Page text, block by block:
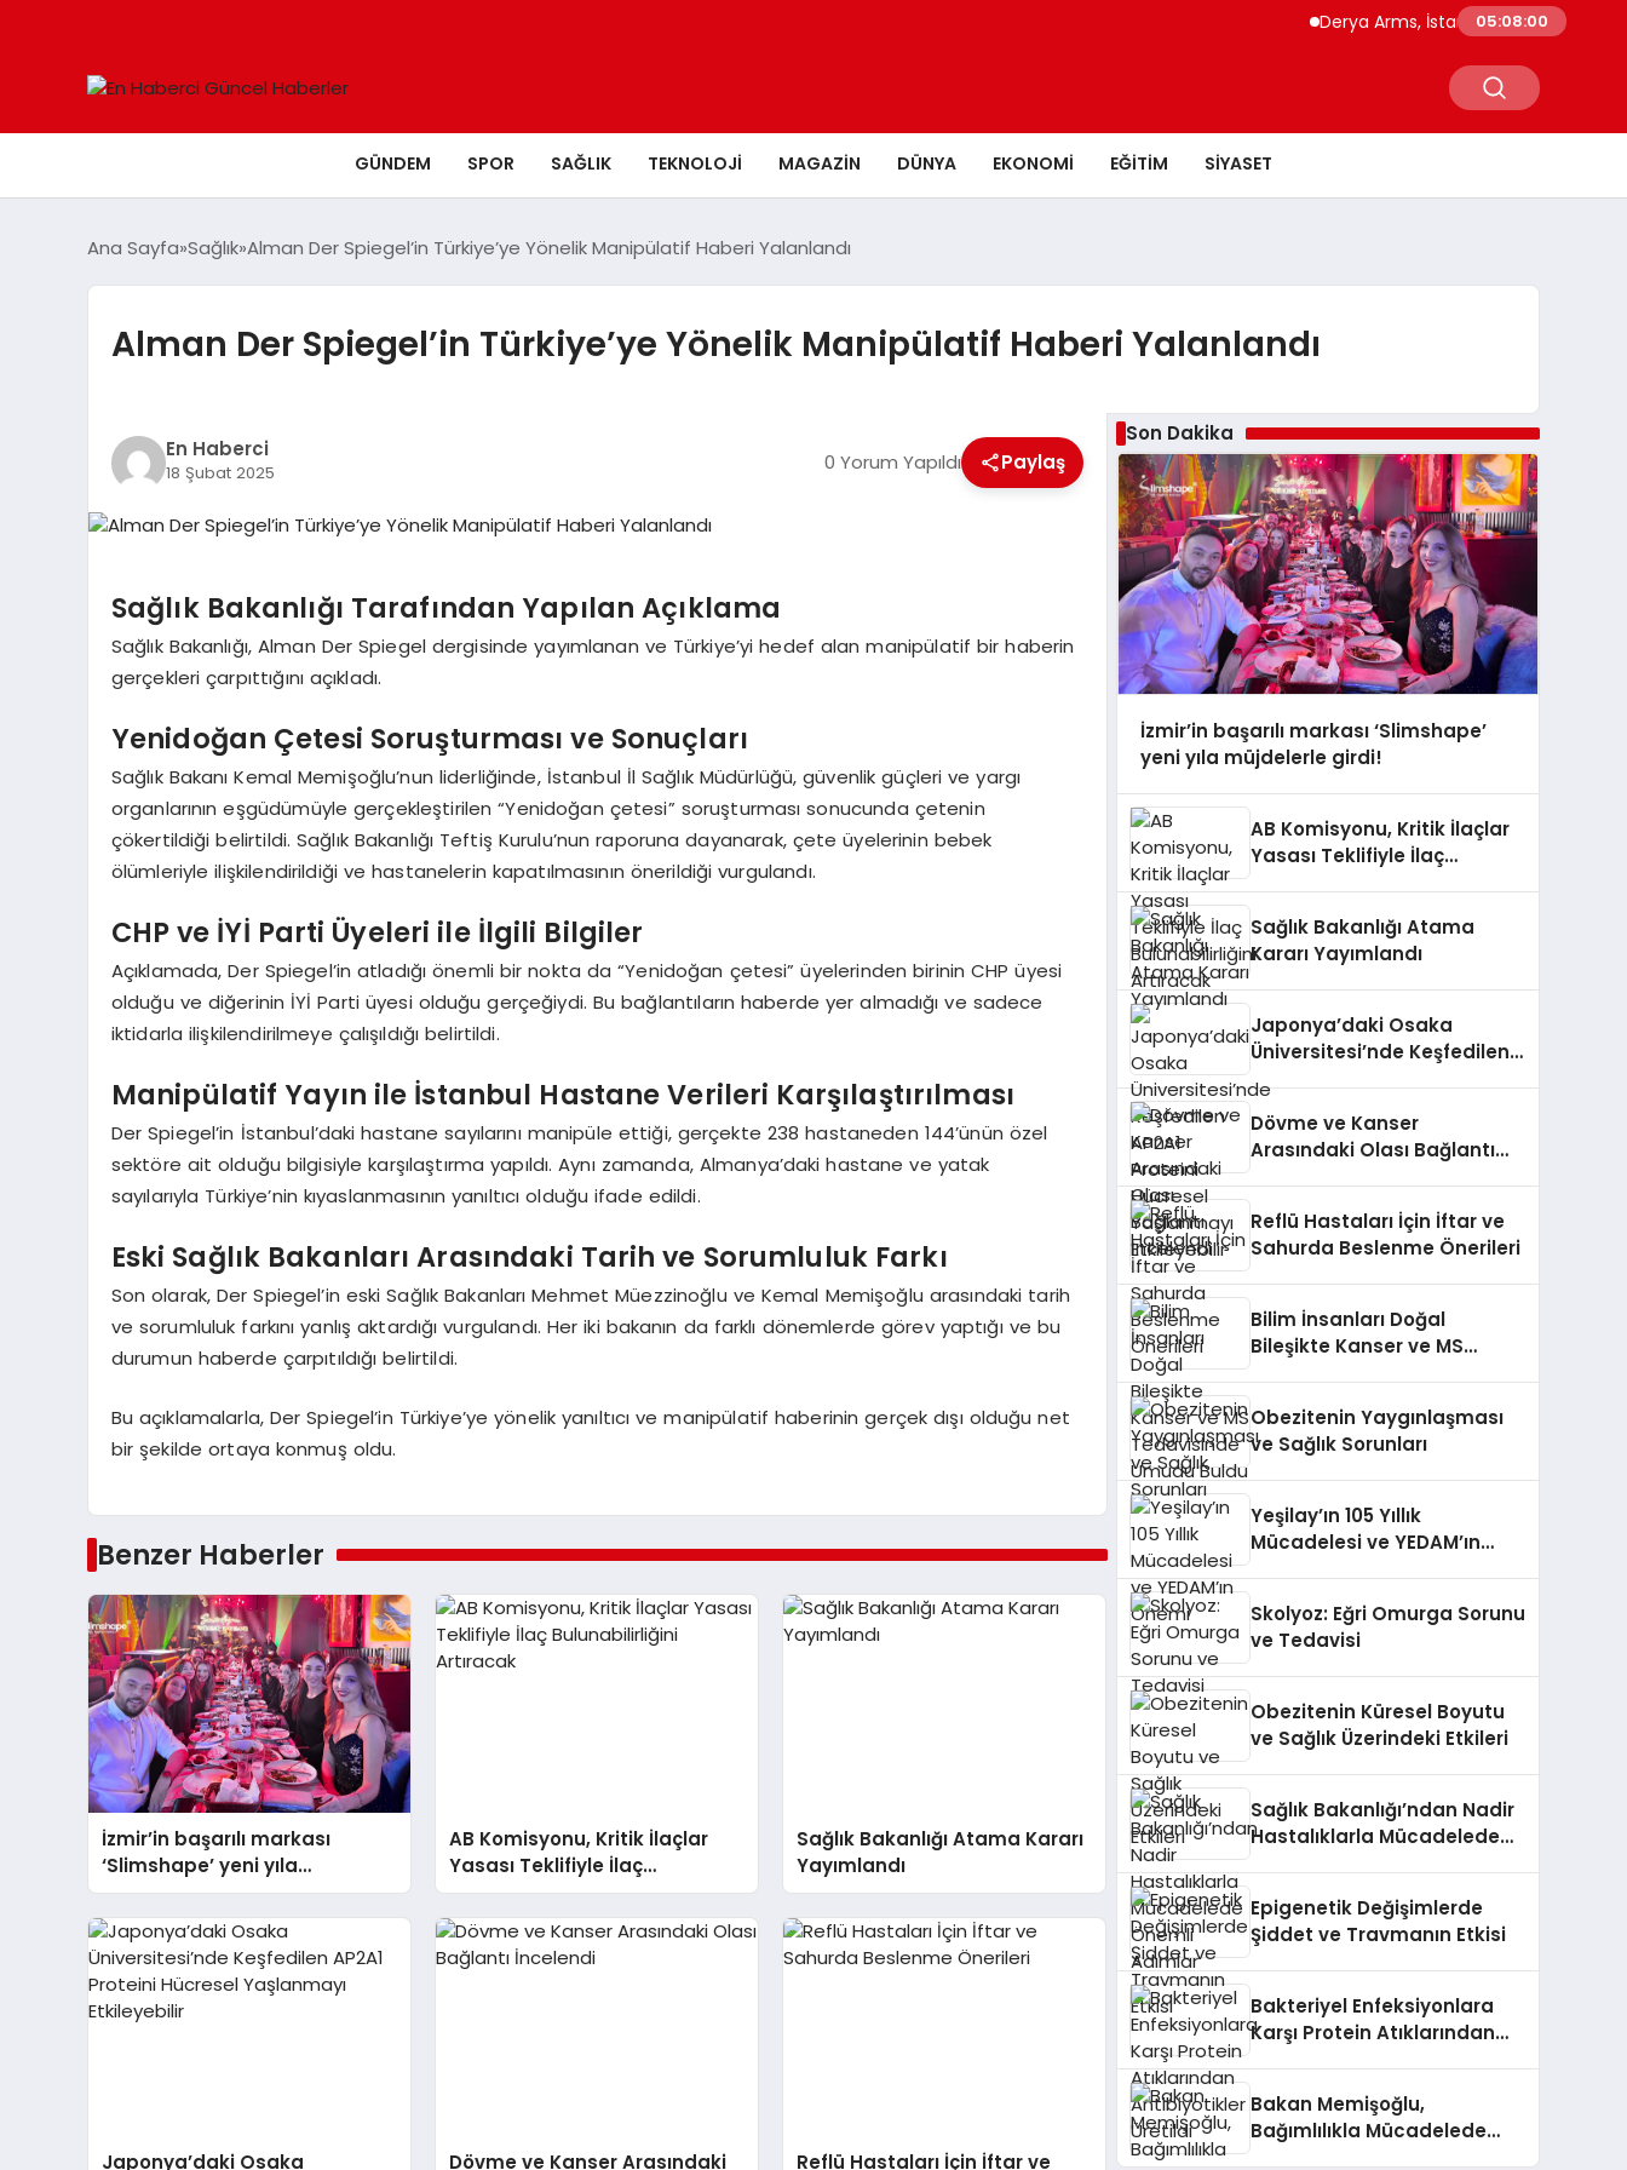
Derya Arms, İstanbul Prohunt
05:08:00
GÜNDEM SPOR SAĞLIK TEKNOLOJI MAGAZIN DÜNYA EKONOMI EĞITIM SIYASET
Ana Sayfa Sağlık Alman Der Spiegel’in Türkiye’ye Yönelik Manipülatif Haberi Yalanlandı
Alman Der Spiegel’in Türkiye’ye Yönelik Manipülatif Haberi Yalanlandı
En Haberci
18 Şubat 2025 0 Yorum Yapıldı Paylaş
Sağlık Bakanlığı Tarafından Yapılan Açıklama
Sağlık Bakanlığı, Alman Der Spiegel dergisinde yayımlanan ve Türkiye’yi hedef alan manipülatif bir haberin
gerçekleri çarpıttığını açıkladı.
Yenidoğan Çetesi Soruşturması ve Sonuçları
Sağlık Bakanı Kemal Memişoğlu’nun liderliğinde, İstanbul İl Sağlık Müdürlüğü, güvenlik güçleri ve yargı
organlarının eşgüdümüyle gerçekleştirilen “Yenidoğan çetesi” soruşturması sonucunda çetenin
çökertildiği belirtildi. Sağlık Bakanlığı Teftiş Kurulu’nun raporuna dayanarak, çete üyelerinin bebek
ölümleriyle ilişkilendirildiği ve hastanelerin kapatılmasının önerildiği vurgulandı.
CHP ve İYİ Parti Üyeleri ile İlgili Bilgiler
Açıklamada, Der Spiegel’in atladığı önemli bir nokta da “Yenidoğan çetesi” üyelerinden birinin CHP üyesi
olduğu ve diğerinin İYİ Parti üyesi olduğu gerçeğiydi. Bu bağlantıların haberde yer almadığı ve sadece
iktidarla ilişkilendirilmeye çalışıldığı belirtildi.
Manipülatif Yayın ile İstanbul Hastane Verileri Karşılaştırılması
Der Spiegel’in İstanbul’daki hastane sayılarını manipüle ettiği, gerçekte 238 hastaneden 144’ünün özel
sektöre ait olduğu bilgisiyle karşılaştırma yapıldı. Aynı zamanda, Almanya’daki hastane ve yatak
sayılarıyla Türkiye’nin kıyaslanmasının yanıltıcı olduğu ifade edildi.
Eski Sağlık Bakanları Arasındaki Tarih ve Sorumluluk Farkı
Son olarak, Der Spiegel’in eski Sağlık Bakanları Mehmet Müezzinoğlu ve Kemal Memişoğlu arasındaki tarih
ve sorumluluk farkını yanlış aktardığı vurgulandı. Her iki bakanın da farklı dönemlerde görev yaptığı ve bu
durumun haberde çarpıtıldığı belirtildi.
Bu açıklamalarla, Der Spiegel’in Türkiye’ye yönelik yanıltıcı ve manipülatif haberinin gerçek dışı olduğu net
bir şekilde ortaya konmuş oldu.
Benzer Haberler
İzmir’in başarılı markası
‘Slimshape’ yeni yıla
müjdelerle girdi!
AB Komisyonu, Kritik İlaçlar
Yasası Teklifiyle İlaç
Bulunabilirliğini Artıracak
Sağlık Bakanlığı Atama Kararı
Yayımlandı
Japonya’daki Osaka Dövme ve Kanser Arasındaki Reflü Hastaları İçin İftar ve
Son Dakika
İzmir’in başarılı markası ‘Slimshape’
yeni yıla müjdelerle girdi!
AB Komisyonu, Kritik İlaçlar
Yasası Teklifiyle İlaç
Sağlık Bakanlığı Atama
Kararı Yayımlandı
Japonya’daki Osaka
Üniversitesi’nde Keşfedilen
AP2A1 Proteini Hücresel
Dövme ve Kanser
Arasındaki Olası Bağlantı
Reflü Hastaları İçin İftar ve
Sahurda Beslenme Önerileri
Bilim İnsanları Doğal
Bileşikte Kanser ve MS
Obezitenin Yaygınlaşması
ve Sağlık Sorunları
Yeşilay’ın 105 Yıllık
Mücadelesi ve YEDAM’ın
Skolyoz: Eğri Omurga Sorunu
ve Tedavisi
Obezitenin Küresel Boyutu
ve Sağlık Üzerindeki Etkileri
Sağlık Bakanlığı’ndan Nadir
Hastalıklarla Mücadelede
Epigenetik Değişimlerde
Şiddet ve Travmanın Etkisi
Bakteriyel Enfeksiyonlara
Karşı Protein Atıklarından
Bakan Memişoğlu,
Bağımlılıkla Mücadelede